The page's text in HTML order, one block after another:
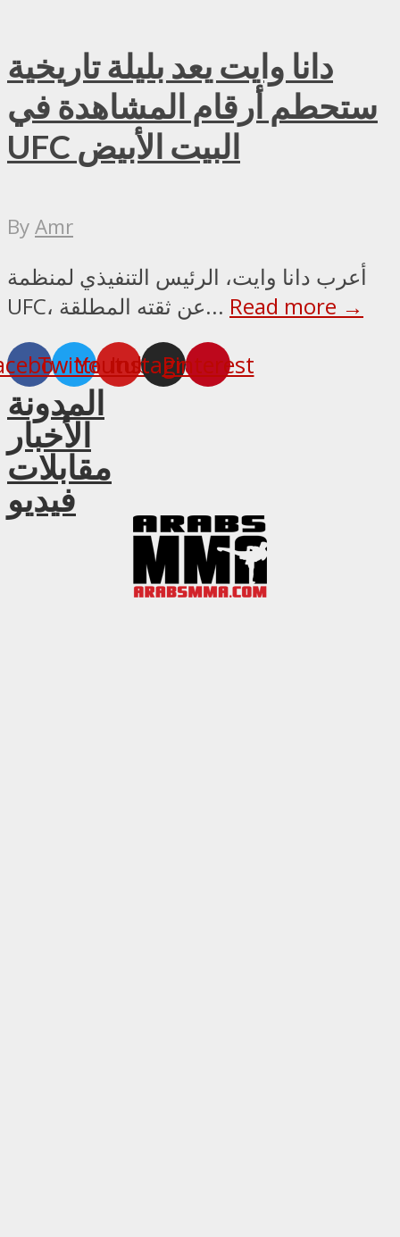
دانا وايت يعد بليلة تاريخية
ستحطم أرقام المشاهدة في
UFC البيت الأبيض
ByAmr
أعرب دانا وايت، الرئيس التنفيذي لمنظمة
UFC، عن ثقته المطلقة... Read more →
TwitterYoutube
Instagram
Pinterest
المدونة
الأخبار
مقابلات
فيديو